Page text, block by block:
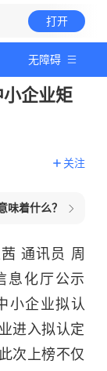
打开
无障碍
企业矩
关注
味着什么？
通讯员 周
息化厅公示
小企业拟认
进入拟认定
次上榜不仅